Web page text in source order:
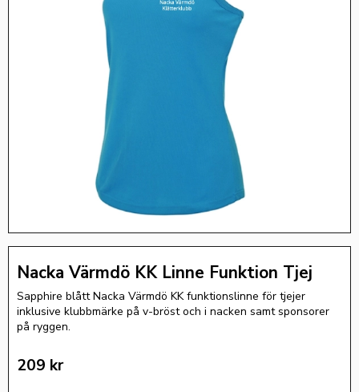
Nacka Värmdö KK Linne Funktion Tjej
Sapphire blått Nacka Värmdö KK funktionslinne för tjejer
inklusive klubbmärke på v-bröst och i nacken samt sponsorer
på ryggen.
209 kr